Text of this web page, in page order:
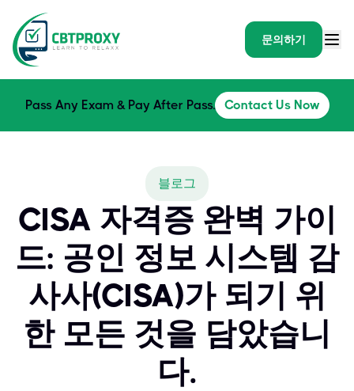
문의하기
Pass Any Exam & Pay After Pass. Contact Us Now
블로그
CISA 자격증 완벽 가이
드: 공인 정보 시스템 감
사사(CISA)가 되기 위
한 모든 것을 담았습니
다.